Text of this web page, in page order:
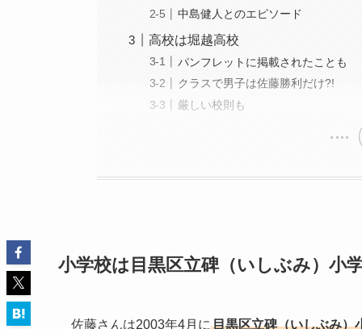
中島健人とのエピソード
高校は堀越高校
パンフレットに掲載されたことも
クラスで男子は佐藤勝利だけ?!
厳しい校則も
小学校は目黒区立碑（いしぶみ）小
佐藤さんは2003年4月に 目黒区立碑（いしぶみ）